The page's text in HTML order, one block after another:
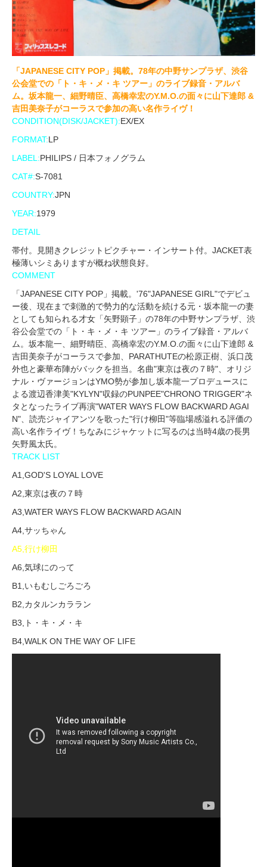
「JAPANESE CITY POP」掲載。78年の中野サンプラザ、渋谷
公会堂での「ト・キ・メ・キ ツアー」のライブ録音・アルバ
ム。坂本龍一、細野晴臣、高橋幸宏のY.M.O.の面々に山下達郎 &
吉田美奈子がコーラスで参加の高い名作ライヴ！
CONDITION(DISK/JACKET):EX/EX
FORMAT:LP
LABEL:PHILIPS / 日本フォノグラム
CAT#:S-7081
COUNTRY:JPN
YEAR:1979
DETAIL
帯付。見開きクレジットピクチャー・インサート付。JACKET表
極薄いシミありますが概ね状態良好。
COMMENT
「JAPANESE CITY POP」掲載。'76"JAPANESE GIRL"でデビュ
ー後、現在まで刺激的で勢力的な活動を続ける元・坂本龍一の妻
としても知られる才女「矢野顕子」の78年の中野サンプラザ、渋
谷公会堂での「ト・キ・メ・キ ツアー」のライブ録音・アルバ
ム。坂本龍一、細野晴臣、高橋幸宏のY.M.O.の面々に山下達郎 &
吉田美奈子がコーラスで参加、PARATHUTEの松原正樹、浜口茂
外也と豪華布陣がバックを担当。名曲"東京は夜の７時"、オリジ
ナル・ヴァージョンはYMO勢が参加し坂本龍一プロデュースに
よる渡辺香津美"KYLYN"収録のPUNPEE"CHRONO TRIGGER"ネ
タとなったライブ再演"WATER WAYS FLOW BACKWARD AGAI
N"、読売ジャイアンツを歌った"行け柳田"等臨場感溢れる評価の
高い名作ライヴ！ちなみにジャケットに写るのは当時4歳の長男
矢野風太氏。
TRACK LIST
A1,GOD'S LOYAL LOVE
A2,東京は夜の７時
A3,WATER WAYS FLOW BACKWARD AGAIN
A4,サッちゃん
A5,行け柳田
A6,気球にのって
B1,いもむしごろごろ
B2,カタルンカララン
B3,ト・キ・メ・キ
B4,WALK ON THE WAY OF LIFE